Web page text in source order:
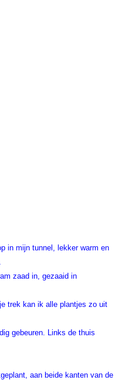
in mijn tunnel, lekker warm en
zaad in, gezaaid in
trek kan ik alle plantjes zo uit
gebeuren. Links de thuis
aan beide kanten van de